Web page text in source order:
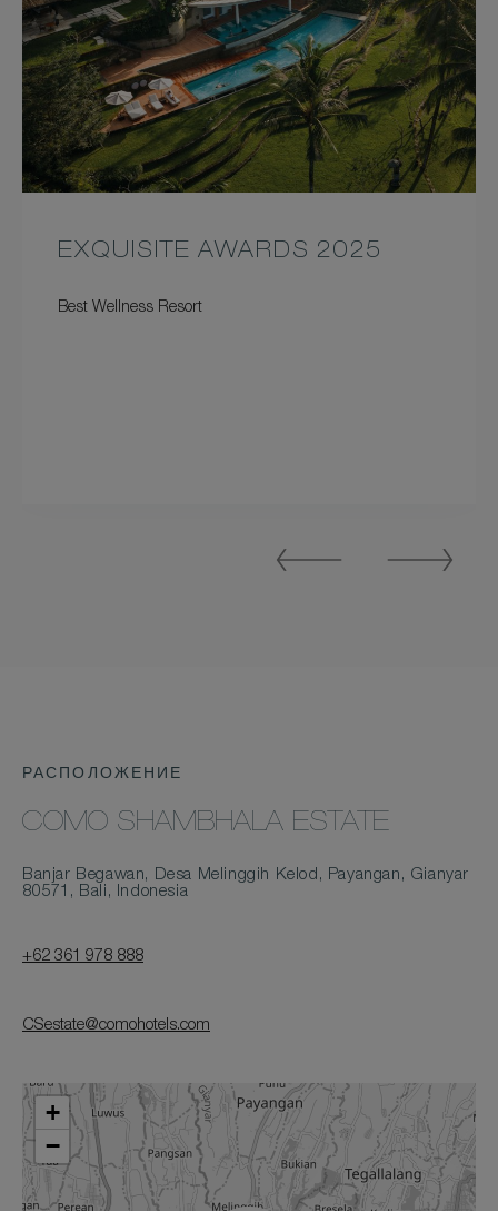
EXQUISITE AWARDS 2025
Best Wellness Resort
Previous
Next
РАСПОЛОЖЕНИЕ
COMO SHAMBHALA ESTATE
Banjar Begawan, Desa Melinggih Kelod, Payangan, Gianyar
80571, Bali, Indonesia
+62 361 978 888
CSestate@comohotels.com
+
−